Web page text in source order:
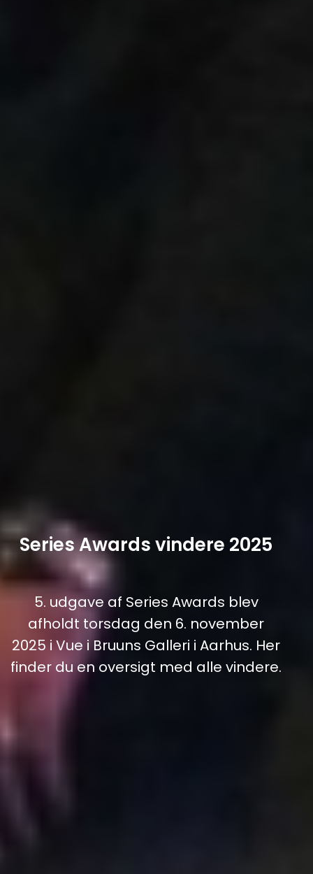
Series Awards vindere 2025
5. udgave af Series Awards blev
afholdt torsdag den 6. november
2025 i Vue i Bruuns Galleri i Aarhus. Her
finder du en oversigt med alle vindere.